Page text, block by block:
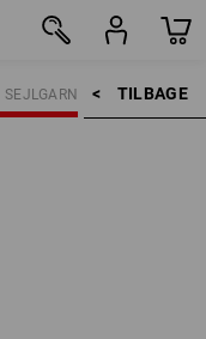
TILBAGE    >
SEJLGARN